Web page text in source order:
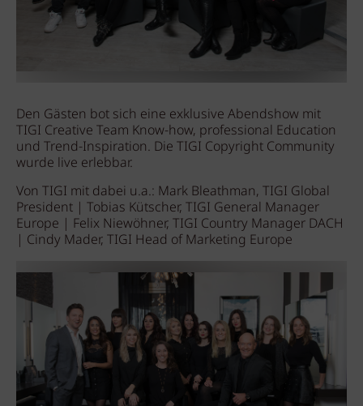
Den Gästen bot sich eine exklusive Abendshow mit
TIGI Creative Team Know-how, professional Education
und Trend-Inspiration. Die TIGI Copyright Community
wurde live erlebbar.
Von TIGI mit dabei u.a.: Mark Bleathman, TIGI Global
President | Tobias Kütscher, TIGI General Manager
Europe | Felix Niewöhner, TIGI Country Manager DACH
| Cindy Mader, TIGI Head of Marketing Europe